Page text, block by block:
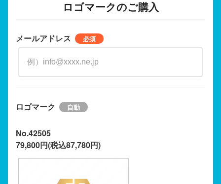
ロゴマークのご購入
メールアドレス
ロゴマーク
No.42505
79,800円(税込87,780円)